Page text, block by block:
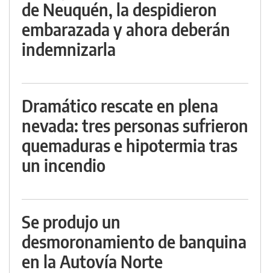
de Neuquén, la despidieron
embarazada y ahora deberán
indemnizarla
Dramático rescate en plena
nevada: tres personas sufrieron
quemaduras e hipotermia tras
un incendio
Se produjo un
desmoronamiento de banquina
en la Autovía Norte